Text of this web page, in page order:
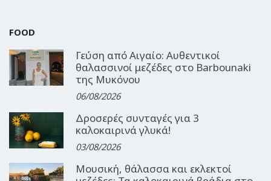
FOOD
Γεύση από Αιγαίο: Αυθεντικοί
θαλασσινοί μεζέδες στο Barbounaki
της Μυκόνου
06/08/2026
Δροσερές συνταγές για 3
καλοκαιρινά γλυκά!
03/08/2026
Μουσική, θάλασσα και εκλεκτοί